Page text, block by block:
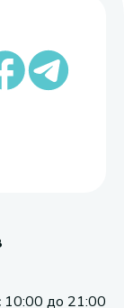
10:00 до 21:00